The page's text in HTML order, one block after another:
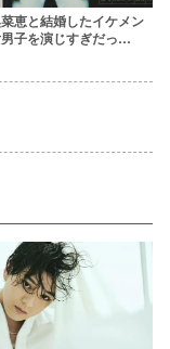
恵と結婚したイケメン
子を演じすぎだっ